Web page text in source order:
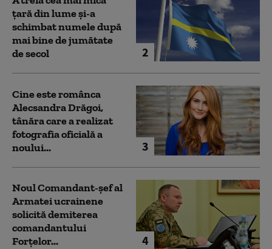
2
țară din lume și-a
schimbat numele după
mai bine de jumătate
de secol
3
Cine este românca
Alecsandra Drăgoi,
tânăra care a realizat
fotografia oficială a
noului...
4
Noul Comandant-șef al
Armatei ucrainene
solicită demiterea
comandantului
Forțelor...